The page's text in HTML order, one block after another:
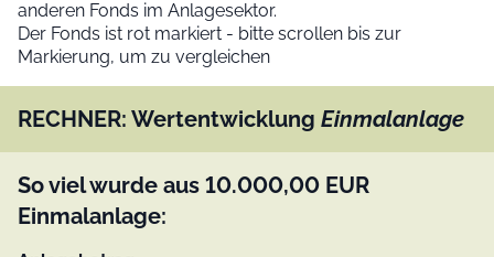
anderen Fonds im Anlagesektor.
Der Fonds ist rot markiert - bitte scrollen bis zur
Markierung, um zu vergleichen
RECHNER: Wertentwicklung Einmalanlage
So viel wurde aus 10.000,00 EUR
Einmalanlage: